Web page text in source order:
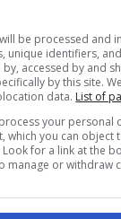
be processed and
unique identifiers,
accessed by and
by this site.
data. List of
your personal
which you can object
for a link at the
manage or withdraw